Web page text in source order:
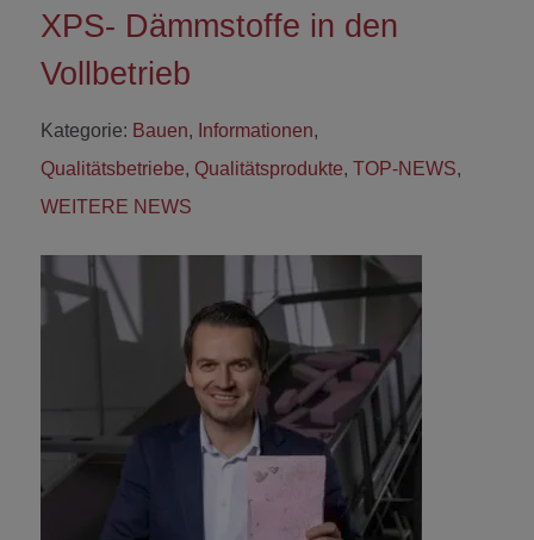
XPS- Dämmstoffe in den
Vollbetrieb
Kategorie: Bauen, Informationen,
Qualitätsbetriebe, Qualitätsprodukte, TOP-NEWS,
WEITERE NEWS